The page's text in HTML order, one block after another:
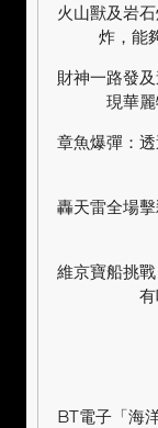
火山獸及岩
炸，能
財神一路發
現華
章魚爆彈：
轟天雷全場
維京寶船挑
BT電子「海